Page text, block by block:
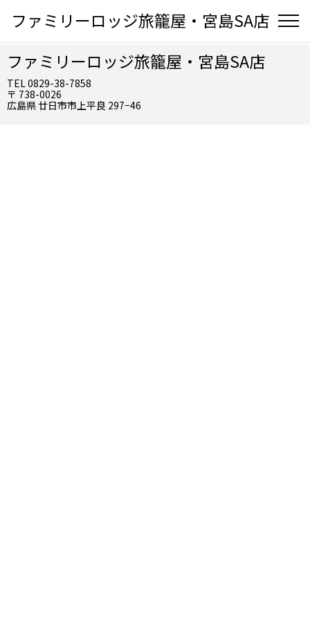
ファミリーロッジ旅籠屋・宮島SA店
ファミリーロッジ旅籠屋・宮島SA店
TEL 0829-38-7858
〒 738-0026
広島県 廿日市市上平良 297−46